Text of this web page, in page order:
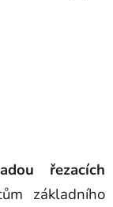
řezacích
základního